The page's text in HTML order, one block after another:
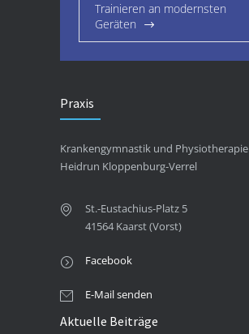
Trainieren an modernsten
Geräten
Praxis
Krankengymnastik und Physiotherapie
Heidrun Kloppenburg-Verrel
St.-Eustachius-Platz 5
41564 Kaarst (Vorst)
Facebook
E-Mail senden
Aktuelle Beiträge